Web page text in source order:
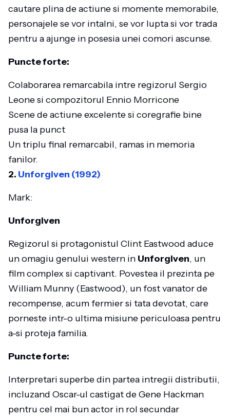
cautare plina de actiune si momente memorabile,
personajele se vor intalni, se vor lupta si vor trada
pentru a ajunge in posesia unei comori ascunse.
Puncte forte:
Colaborarea remarcabila intre regizorul Sergio
Leone si compozitorul Ennio Morricone
Scene de actiune excelente si coregrafie bine
pusa la punct
Un triplu final remarcabil, ramas in memoria
fanilor.
2. Unforgiven (1992)
Mark:
Unforgiven
Regizorul si protagonistul Clint Eastwood aduce
un omagiu genului western in Unforgiven, un
film complex si captivant. Povestea il prezinta pe
William Munny (Eastwood), un fost vanator de
recompense, acum fermier si tata devotat, care
porneste intr-o ultima misiune periculoasa pentru
a-si proteja familia.
Puncte forte:
Interpretari superbe din partea intregii distributii,
incluzand Oscar-ul castigat de Gene Hackman
pentru cel mai bun actor in rol secundar